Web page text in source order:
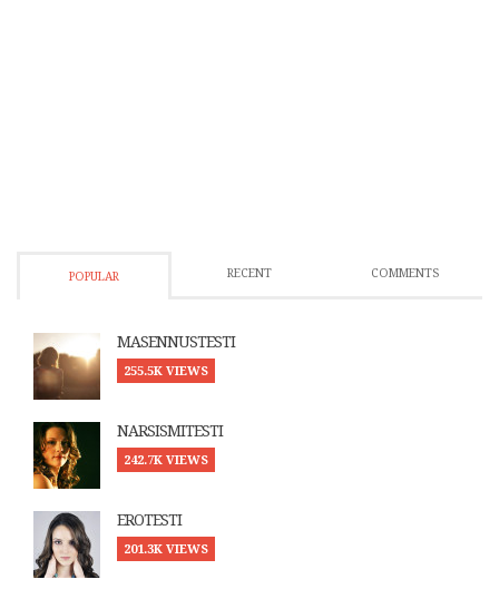
POPULAR RECENT COMMENTS
MASENNUSTESTI
255.5K VIEWS
NARSISMITESTI
242.7K VIEWS
EROTESTI
201.3K VIEWS